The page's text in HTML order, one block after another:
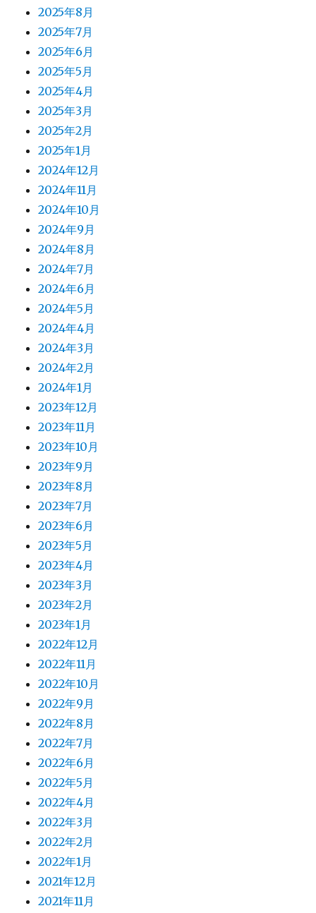
2025年8月
2025年7月
2025年6月
2025年5月
2025年4月
2025年3月
2025年2月
2025年1月
2024年12月
2024年11月
2024年10月
2024年9月
2024年8月
2024年7月
2024年6月
2024年5月
2024年4月
2024年3月
2024年2月
2024年1月
2023年12月
2023年11月
2023年10月
2023年9月
2023年8月
2023年7月
2023年6月
2023年5月
2023年4月
2023年3月
2023年2月
2023年1月
2022年12月
2022年11月
2022年10月
2022年9月
2022年8月
2022年7月
2022年6月
2022年5月
2022年4月
2022年3月
2022年2月
2022年1月
2021年12月
2021年11月